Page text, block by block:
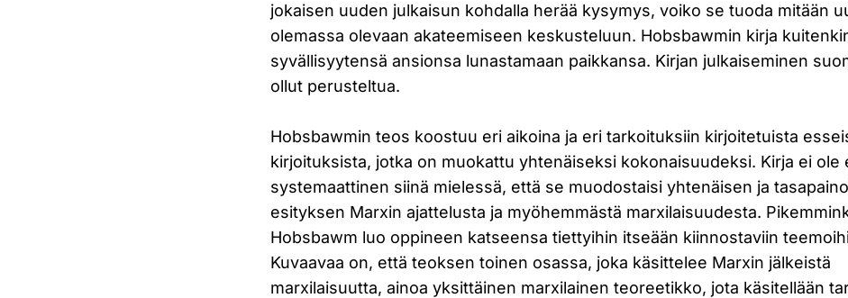
jokaisen uuden julkaisun kohdalla herää kysymys, voiko se tuoda mitään
olemassa olevaan akateemiseen keskusteluun. Hobsbawmin kirja
syvällisyytensä ansionsa lunastamaan paikkansa. Kirjan julkaiseminen
ollut perusteltua.
Hobsbawmin teos koostuu eri aikoina ja eri tarkoituksiin kirjoitetuista
kirjoituksista, jotka on muokattu yhtenäiseksi kokonaisuudeksi. Kirja ei ole
systemaattinen siinä mielessä, että se muodostaisi yhtenäisen ja
esityksen Marxin ajattelusta ja myöhemmästä marxilaisuudesta.
Hobsbawm luo oppineen katseensa tiettyihin itseään kiinnostaviin
Kuvaavaa on, että teoksen toinen osassa, joka käsittelee Marxin jälkeistä
marxilaisuutta, ainoa yksittäinen marxilainen teoreetikko, jota käsitellään